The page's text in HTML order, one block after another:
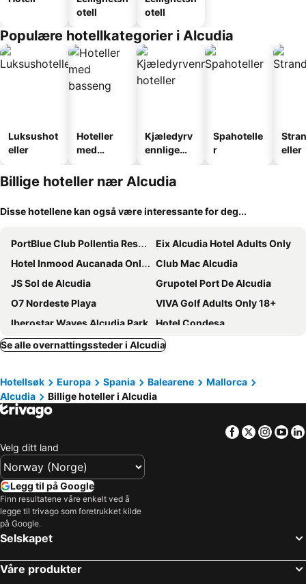
otell
otell
Populære hotellkategorier i Alcudia
Luksushot
eller
Hoteller
med
Kjæledyrv
ennlige
Spahotelle
r
eller
Billige hoteller nær Alcudia
Disse hotellene kan også være interessante for deg...
PortBlue Club Pollentia Resort & Spa
Eix Alcudia Hotel Adults Only
Hotel Inmood Aucanada Only Adults +16
Club Mac Alcudia
JS Sol de Alcudia
Grupotel Port De Alcudia
O7 Nordeste Playa
VIVA Golf Adults Only 18+
Iberostar Waves Alcudia Park
Hotel Condesa
Iberostar Waves Ciudad Blanca
INNSiDE by Meliá Alcudia
Cabot Pollensa Park Spa
Globales Condes de Alcudia
THB Bamboo Alcudia
Alcanada Golf Hotel
Sofia Alcudia Beach
JS Alcudi Mar
Iberostar Waves Playa de Muro
Eix Platja Daurada Hotel & Spa
TUI BLUE Alcudia Pins
BQ Can Picafort Hotel
Iberostar Selection Playa de Muro Village
Hotel Bordoy Alcudia Port Suites
Hotel THB Gran Bahía
Grupotel Alcudia Pins
Se alle overnattingssteder i Alcudia
Hotellsøk Europa Spania Balearene
Mallorca
Alcudia
Billige hoteller i Alcudia
Facebook
Twitter
Velg ditt land
Legg til på Google
Finn resultatene våre enkelt ved å
legge til trivago som foretrukket kilde
på Google.
Selskapet
Våre produkter